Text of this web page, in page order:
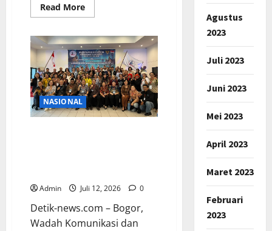
Read MoreRead
more
Pilkades
2026,
Heni
Rosita
Sosialisasikan
Visi
Misi
Wujudkan
Desa
Mekarasih
NASIONAL
Admin Juli 12, 2026 0
Detik-news.com – Bogor,
Wadah Komunikasi dan
Agustus
2023
Juli 2023
Juni 2023
Mei 2023
April 2023
Maret 2023
Februari
2023